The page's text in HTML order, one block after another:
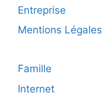
Entreprise
Mentions Légales
Famille
Internet